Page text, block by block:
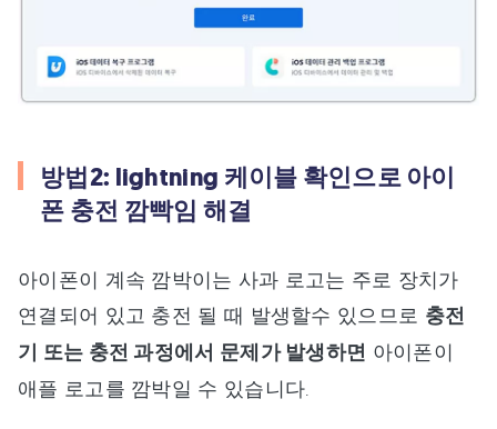
방법2: lightning 케이블 확인으로 아이
폰 충전 깜빡임 해결
아이폰이 계속 깜박이는 사과 로고는 주로 장치가
연결되어 있고 충전 될 때 발생할수 있으므로 충전
기 또는 충전 과정에서 문제가 발생하면 아이폰이
애플 로고를 깜박일 수 있습니다.